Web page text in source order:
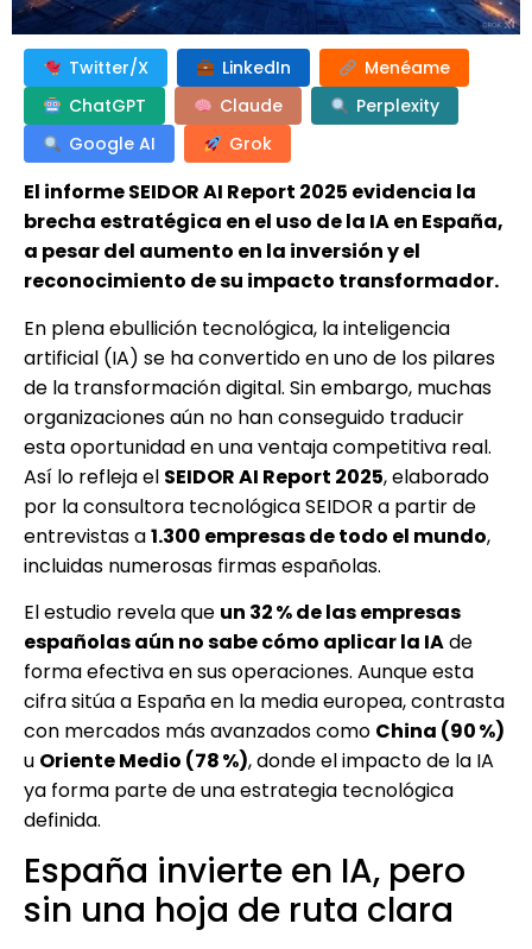
Twitter/X LinkedIn
Menéame
ChatGPT
Claude
Perplexity
Google AI
Grok
El informe SEIDOR AI Report 2025 evidencia la
brecha estratégica en el uso de la IA en España,
a pesar del aumento en la inversión y el
reconocimiento de su impacto transformador.
En plena ebullición tecnológica, la inteligencia
artificial (IA) se ha convertido en uno de los pilares
de la transformación digital. Sin embargo, muchas
organizaciones aún no han conseguido traducir
esta oportunidad en una ventaja competitiva real.
Así lo refleja el SEIDOR AI Report 2025, elaborado
por la consultora tecnológica SEIDOR a partir de
entrevistas a1.300 empresas de todo el mundo,
incluidas numerosas firmas españolas.
El estudio revela que un 32 % de las empresas
españolas aún no sabe cómo aplicar la IAde
forma efectiva en sus operaciones. Aunque esta
cifra sitúa a España en la media europea, contrasta
con mercados más avanzados como China (90 %)
u Oriente Medio (78 %), donde el impacto de la IA
ya forma parte de una estrategia tecnológica
definida.
España invierte en IA, pero
sin una hoja de ruta clara